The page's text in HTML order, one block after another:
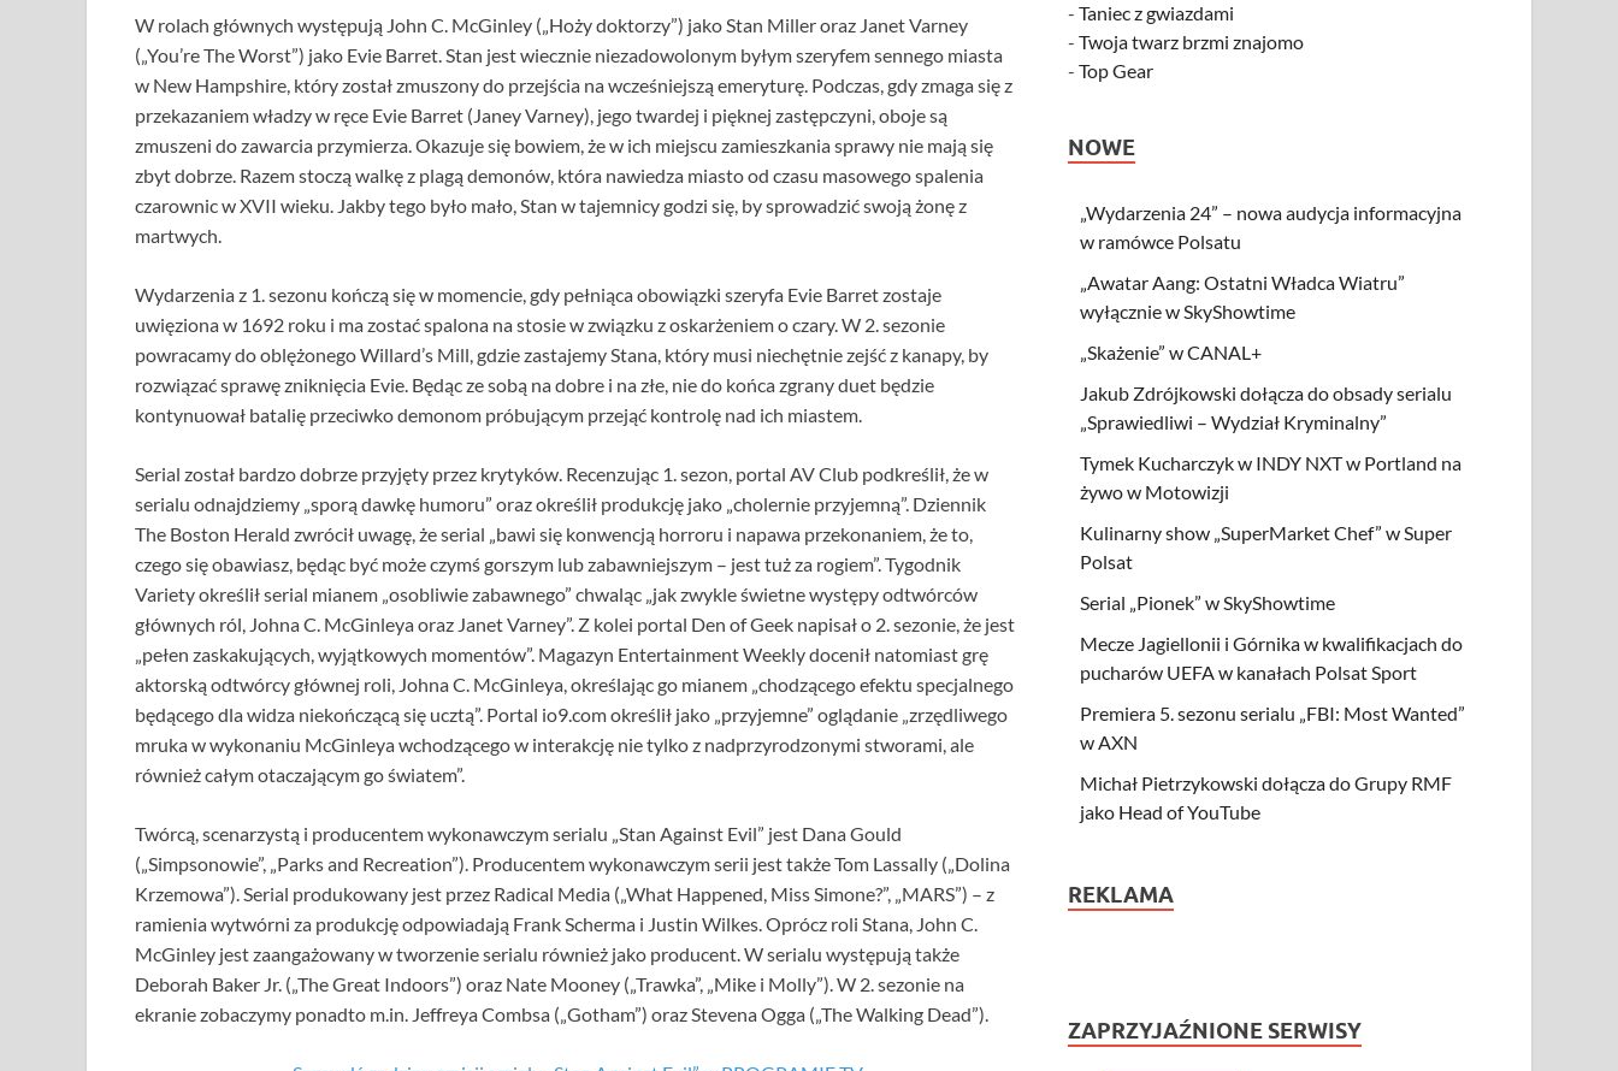
W rolach głównych występują John C. McGinley („Hoży doktorzy”) jako Stan Miller oraz Janet Varney
(„You’re The Worst”) jako Evie Barret. Stan jest wiecznie niezadowolonym byłym szeryfem sennego miasta
w New Hampshire, który został zmuszony do przejścia na wcześniejszą emeryturę. Podczas, gdy zmaga się z
przekazaniem władzy w ręce Evie Barret (Janey Varney), jego twardej i pięknej zastępczyni, oboje są
zmuszeni do zawarcia przymierza. Okazuje się bowiem, że w ich miejscu zamieszkania sprawy nie mają się
zbyt dobrze. Razem stoczą walkę z plagą demonów, która nawiedza miasto od czasu masowego spalenia
czarownic w XVII wieku. Jakby tego było mało, Stan w tajemnicy godzi się, by sprowadzić swoją żonę z
martwych.
Wydarzenia z 1. sezonu kończą się w momencie, gdy pełniąca obowiązki szeryfa Evie Barret zostaje
uwięziona w 1692 roku i ma zostać spalona na stosie w związku z oskarżeniem o czary. W 2. sezonie
powracamy do oblężonego Willard’s Mill, gdzie zastajemy Stana, który musi niechętnie zejść z kanapy, by
rozwiązać sprawę zniknięcia Evie. Będąc ze sobą na dobre i na złe, nie do końca zgrany duet będzie
kontynuował batalię przeciwko demonom próbującym przejąć kontrolę nad ich miastem.
Serial został bardzo dobrze przyjęty przez krytyków. Recenzując 1. sezon, portal AV Club podkreślił, że w
serialu odnajdziemy „sporą dawkę humoru” oraz określił produkcję jako „cholernie przyjemną”. Dziennik
The Boston Herald zwrócił uwagę, że serial „bawi się konwencją horroru i napawa przekonaniem, że to,
czego się obawiasz, będąc być może czymś gorszym lub zabawniejszym – jest tuż za rogiem”. Tygodnik
Variety określił serial mianem „osobliwie zabawnego” chwaląc „jak zwykle świetne występy odtwórców
głównych ról, Johna C. McGinleya oraz Janet Varney”. Z kolei portal Den of Geek napisał o 2. sezonie, że jest
„pełen zaskakujących, wyjątkowych momentów”. Magazyn Entertainment Weekly docenił natomiast grę
aktorską odtwórcy głównej roli, Johna C. McGinleya, określając go mianem „chodzącego efektu specjalnego
będącego dla widza niekończącą się ucztą”. Portal io9.com określił jako „przyjemne” oglądanie „zrzędliwego
mruka w wykonaniu McGinleya wchodzącego w interakcję nie tylko z nadprzyrodzonymi stworami, ale
również całym otaczającym go światem”.
Twórcą, scenarzystą i producentem wykonawczym serialu „Stan Against Evil” jest Dana Gould
(„Simpsonowie”, „Parks and Recreation”). Producentem wykonawczym serii jest także Tom Lassally („Dolina
Krzemowa”). Serial produkowany jest przez Radical Media („What Happened, Miss Simone?”, „MARS”) – z
ramienia wytwórni za produkcję odpowiadają Frank Scherma i Justin Wilkes. Oprócz roli Stana, John C.
McGinley jest zaangażowany w tworzenie serialu również jako producent. W serialu występują także
Deborah Baker Jr. („The Great Indoors”) oraz Nate Mooney („Trawka”, „Mike i Molly”). W 2. sezonie na
ekranie zobaczymy ponadto m.in. Jeffreya Combsa („Gotham”) oraz Stevena Ogga („The Walking Dead”).
-Taniec z gwiazdami
-Twoja twarz brzmi znajomo
-Top Gear
NOWE
„Wydarzenia 24” – nowa audycja informacyjna
w ramówce Polsatu
„Awatar Aang: Ostatni Władca Wiatru”
wyłącznie w SkyShowtime
„Skażenie” w CANAL+
Jakub Zdrójkowski dołącza do obsady serialu
„Sprawiedliwi – Wydział Kryminalny”
Tymek Kucharczyk w INDY NXT w Portland na
żywo w Motowizji
Kulinarny show „SuperMarket Chef” w Super
Polsat
Serial „Pionek” w SkyShowtime
Mecze Jagiellonii i Górnika w kwalifikacjach do
pucharów UEFA w kanałach Polsat Sport
Premiera 5. sezonu serialu „FBI: Most Wanted”
w AXN
Michał Pietrzykowski dołącza do Grupy RMF
jako Head of YouTube
REKLAMA
ZAPRZYJAŹNIONE SERWISY